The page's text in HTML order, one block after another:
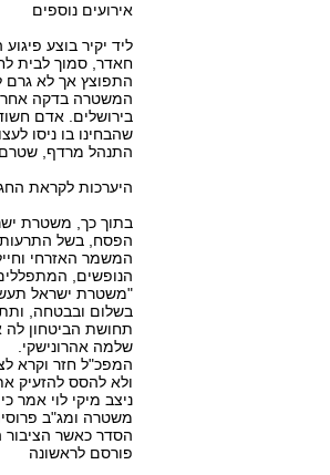
אירועים נוספים
ליד יקיר בוצע
חאדר, סמוך לבית
התפוצץ אך לא גרם
המשטרה בדקה אחר
שהבחינו בו ניסו
התנהל מרדף,
היערכות לקראת
בתוך כך, משטרת
הפסח, בשל התרעות
המשמר האזרחי
הנופשים,
"משטרת ישראל
בשלום ובבטחה,
תחושת הביטחון לה
שלמה אהרונישקי.
המפכ"ל חזר וקרא
ולא להסס להזעיק
ניצב מיקי לוי אמר
משטרה ומג"ב
הסדר כאשר הציבור
פורסם לראשונה